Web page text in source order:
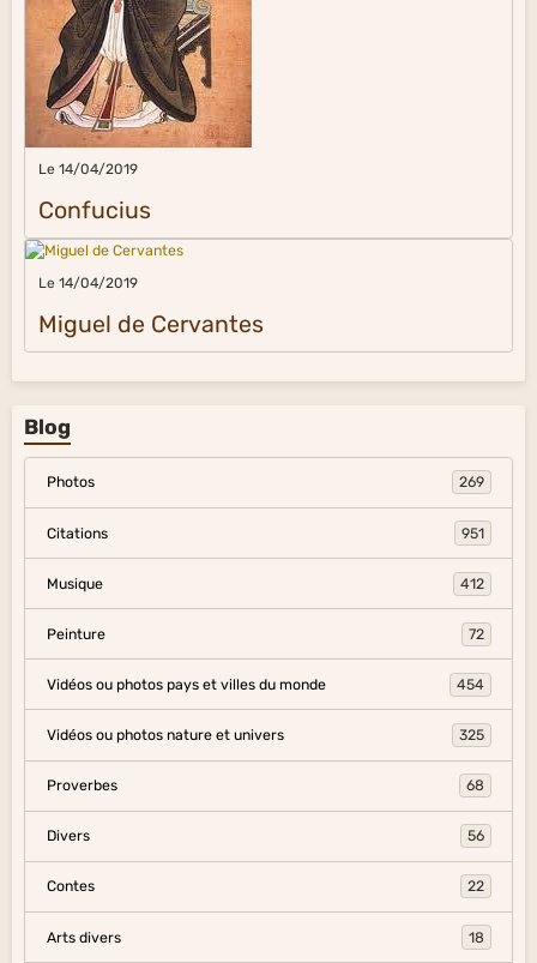
Le 14/04/2019
Confucius
Le 14/04/2019
Miguel de Cervantes
Blog
Photos 269
Citations 951
Musique 412
Peinture 72
Vidéos ou photos pays et villes du monde 454
Vidéos ou photos nature et univers 325
Proverbes 68
Divers 56
Contes 22
Arts divers 18